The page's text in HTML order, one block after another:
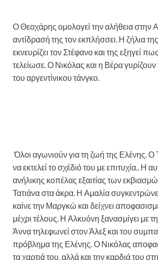
Ο Θεοχάρης ομολογεί την αλήθεια στην
αντίδρασή της τον εκπλήσσει. Η ζήλια
εκνευρίζει τον Στέφανο και της εξηγεί
τελείωσε. Ο Νικόλας και η Βέρα γυρίζουν
του αργεντίνικου τάνγκο.
Όλοι αγωνιούν για τη ζωή της Ελένης. Ο
να εκτελεί το σχέδιό του με επιτυχία.. Η
ανήλικης κοπέλας εξαιτίας των
Τατιάνα στα άκρα. Η Αμαλία
καίνε την Μαργκώ και δείχνει
μέχρι τέλους. Η Αλκυόνη ξανασμίγει με
Άννα τηλεφωνεί στον Άλεξ και του
πρόβλημα της Ελένης. Ο Νικόλας
τα χαρτιά του, αλλά και την καρδιά του